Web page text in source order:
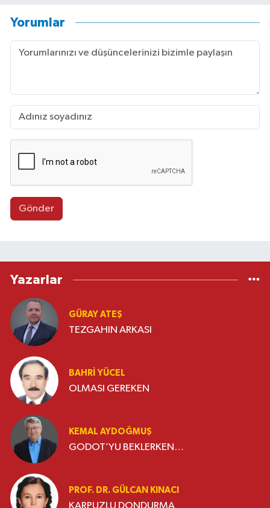
Yorumlar
Gönder
Yazarlar
GÜRAY ATEŞ
TEZGAHIN ARKASI
BAHRI YÜCEL
OLMASI GEREKEN
KEMAL AYDOĞMUŞ
GODOT’YU BEKLERKEN…
PROF. DR. GÜLCAN KINACI
KARPUZLU DONDURMA